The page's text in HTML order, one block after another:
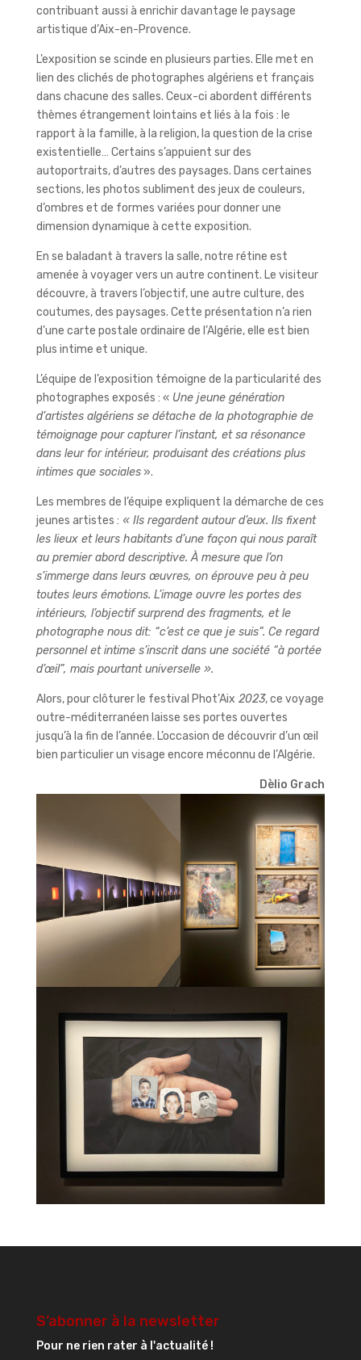
contribuant aussi à enrichir davantage le paysage
artistique d’Aix-en-Provence.
L’exposition se scinde en plusieurs parties. Elle met en
lien des clichés de photographes algériens et français
dans chacune des salles. Ceux-ci abordent différents
thèmes étrangement lointains et liés à la fois : le
rapport à la famille, à la religion, la question de la crise
existentielle… Certains s’appuient sur des
autoportraits, d’autres des paysages. Dans certaines
sections, les photos subliment des jeux de couleurs,
d’ombres et de formes variées pour donner une
dimension dynamique à cette exposition.
En se baladant à travers la salle, notre rétine est
amenée à voyager vers un autre continent. Le visiteur
découvre, à travers l’objectif, une autre culture, des
coutumes, des paysages. Cette présentation n’a rien
d’une carte postale ordinaire de l’Algérie, elle est bien
plus intime et unique.
L’équipe de l’exposition témoigne de la particularité des
photographes exposés : «Une jeune génération
d’artistes algériens se détache de la photographie de
témoignage pour capturer l’instant, et sa résonance
dans leur for intérieur, produisant des créations plus
intimes que sociales».
Les membres de l’équipe expliquent la démarche de ces
jeunes artistes : « Ils regardent autour d’eux. Ils fixent
les lieux et leurs habitants d’une façon qui nous paraît
au premier abord descriptive. À mesure que l’on
s’immerge dans leurs œuvres, on éprouve peu à peu
toutes leurs émotions. L’image ouvre les portes des
intérieurs, l’objectif surprend des fragments, et le
photographe nous dit: “c’est ce que je suis”. Ce regard
personnel et intime s’inscrit dans une société “à portée
d’œil”, mais pourtant universelle ».
Alors, pour clôturer le festival Phot’Aix 2023, ce voyage
outre-méditerranéen laisse ses portes ouvertes
jusqu’à la fin de l’année. L’occasion de découvrir d’un œil
bien particulier un visage encore méconnu de l’Algérie.
Dèlio Grach
S’abonner à la newsletter
Pour ne rien rater à l'actualité !